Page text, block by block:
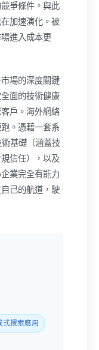
爭條件。與此
加速演化。被
進入成本更
場的深度關鍵
面的技術健康
戶。海外網絡
。憑藉一套系
基礎（涵蓋技
信任），以及
業完全有能力
己的航道，駛
式搜索應用